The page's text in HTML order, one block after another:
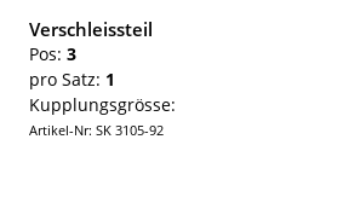
Verschleissteil
Pos: 3
pro Satz: 1
Kupplungsgrösse:
Artikel-Nr: SK 3105-92